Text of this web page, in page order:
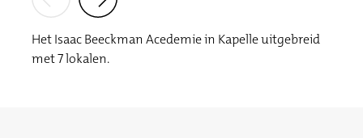
Het Isaac Beeckman Acedemie in Kapelle uitgebreid
met 7 lokalen.